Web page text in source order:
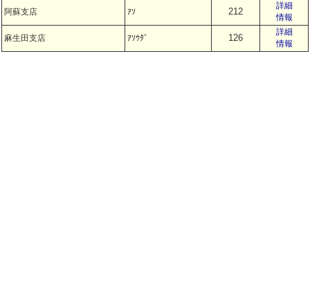
阿蘇支店 ｱｿ 212
詳細
情報
麻生田支店 ｱｿｳﾀﾞ 126
詳細
情報